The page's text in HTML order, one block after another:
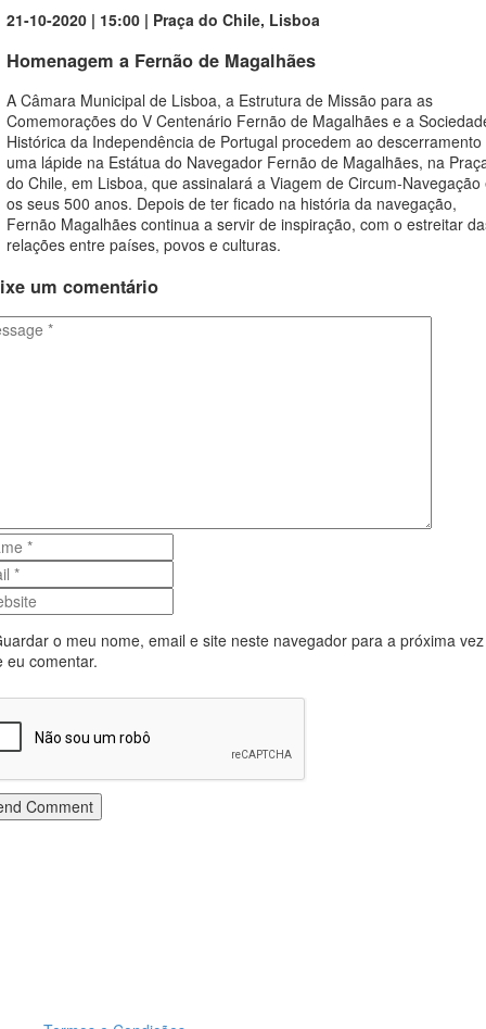
21-10-2020 | 15:00 | Praça do Chile, Lisboa
Homenagem a Fernão de Magalhães
A Câmara Municipal de Lisboa, a Estrutura de Missão para as
Comemorações do V Centenário Fernão de Magalhães e a
Histórica da Independência de Portugal procedem ao descerramento
uma lápide na Estátua do Navegador Fernão de Magalhães, na
do Chile, em Lisboa, que assinalará a Viagem de Circum-Navegação
os seus 500 anos. Depois de ter ficado na história da navegação,
Fernão Magalhães continua a servir de inspiração, com o estreitar
relações entre países, povos e culturas.
um comentário
o meu nome, email e site neste navegador para a próxima vez
eu comentar.
Comment